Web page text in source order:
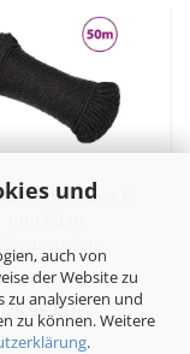
und
auch von
der Website zu
zu analysieren und
zu können. Weitere
.
Schwarz 6
25.95 CHF